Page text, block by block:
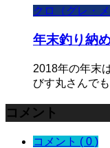
クロ（グレ・
年末釣り納
2018年の年末
びす丸さんで
コメント
コメント ( 0 )